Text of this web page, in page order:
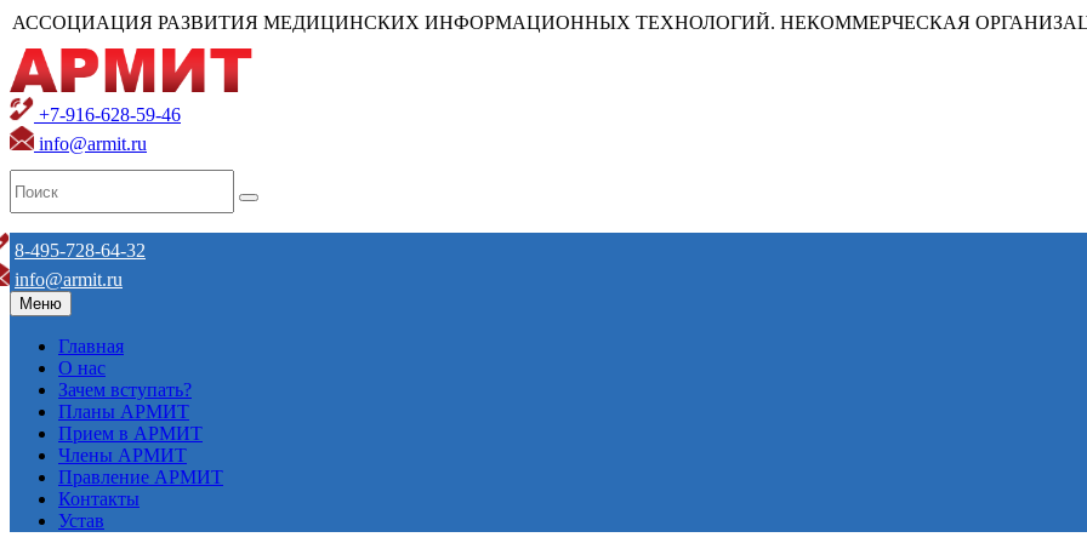
АССОЦИАЦИЯ РАЗВИТИЯ МЕДИЦИНСКИХ ИНФОРМАЦИОННЫХ ТЕХНОЛОГИЙ. НЕКОММЕРЧЕСКАЯ
+7-916-628-59-46
info@armit.ru
8-495-728-64-32
info@armit.ru
Меню
Главная
О нас
Зачем вступать?
Планы АРМИТ
Прием в АРМИТ
Члены АРМИТ
Правление АРМИТ
Контакты
Устав